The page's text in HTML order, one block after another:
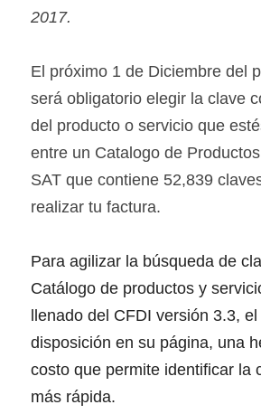
2017.
El próximo 1 de Diciembre del
será obligatorio elegir la clave
del producto o servicio que
entre un Catalogo de
SAT que contiene 52,839
realizar tu factura.
Para agilizar la búsqueda de
Catálogo de productos y
llenado del CFDI versión 3.3,
disposición en su página, una
costo que permite identificar la
más rápida.